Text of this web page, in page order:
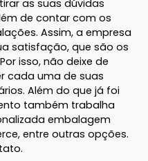
as suas dúvidas
de contar com os
Assim, a empresa
satisfação, que são os
isso, não deixe de
cada uma de suas
Além do que já foi
também trabalha
embalagem
entre outras opções.